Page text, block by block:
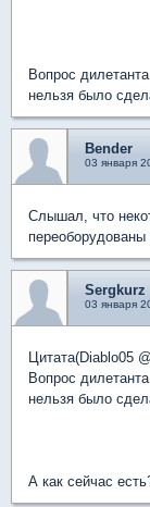
Вопрос
нельзя было
Bender
03 января
Слышал, что
Sergkurz
03 января
Цитата(Diablo05
Вопрос
нельзя было
А как сейчас